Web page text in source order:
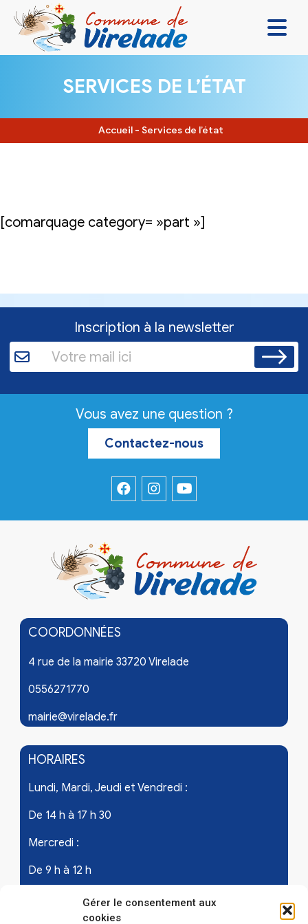
Gérer le consentement aux
cookies
VIVRE ENSEMBLE
SE DIVERTIR
SERVICES DE L’ÉTAT
Accueil - Services de l’état
[comarquage category= »part »]
Inscription à la newsletter
Vous avez une question ?
Contactez-nous
COORDONNÉES
4 rue de la mairie 33720 Virelade
0556271770
mairie@virelade.fr
HORAIRES
Lundi, Mardi, Jeudi et Vendredi :
De 14 h à 17 h 30
Mercredi :
De 9 h à 12 h
Samedi - les 1er et 3ème de chaque mois :